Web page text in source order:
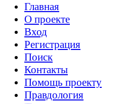
Главная
О проекте
Вход
Регистрация
Поиск
Контакты
Помощь проекту
Правдология